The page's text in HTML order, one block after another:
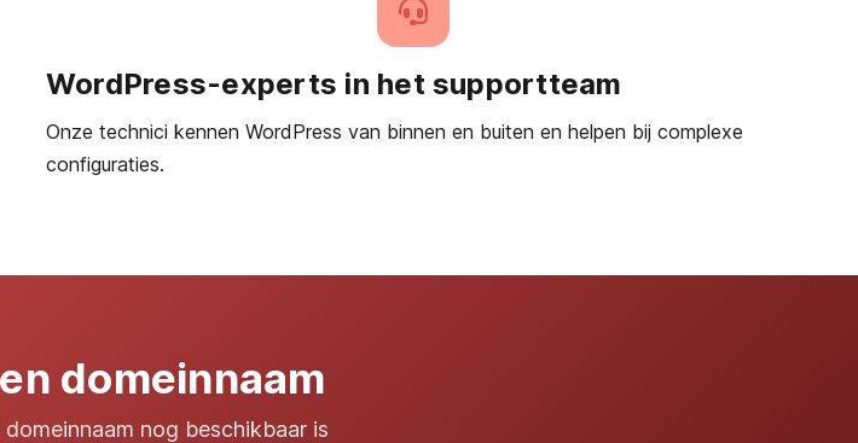
WordPress-experts in het supportteam
Onze technici kennen WordPress van binnen en buiten en helpen bij complexe
configuraties.
domeinnaam
nog beschikbaar is